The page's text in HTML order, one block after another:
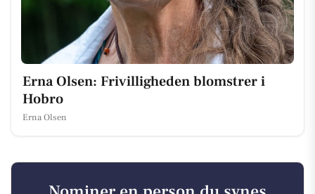
Erna Olsen: Frivilligheden blomstrer i
Hobro
Erna Olsen